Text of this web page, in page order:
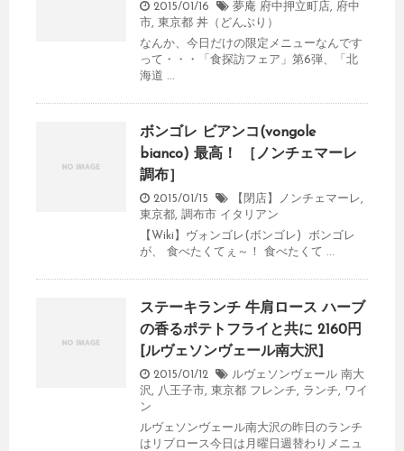
2015/01/16 夢庵 府中押立町店, 府中
市, 東京都 丼（どんぶり）
なんか、今日だけの限定メニューなんです
って・・・「食探訪フェア」第6弾、「北
海道 ...
ボンゴレ ビアンコ(vongole
bianco) 最高！ ［ノンチェマーレ
調布］
2015/01/15 【閉店】ノンチェマーレ,
東京都, 調布市 イタリアン
【Wiki】ヴォンゴレ(ボンゴレ) ボンゴレ
が、 食べたくてぇ～！ 食べたくて ...
ステーキランチ 牛肩ロース ハーブ
の香るポテトフライと共に 2160円
[ルヴェソンヴェール南大沢]
2015/01/12
ルヴェソンヴェール 南大
沢 , 八王子市, 東京都 フレンチ, ランチ, ワイ
ン
ルヴェソンヴェール南大沢の昨日のランチ
はリブロース今日は月曜日週替わりメニュ